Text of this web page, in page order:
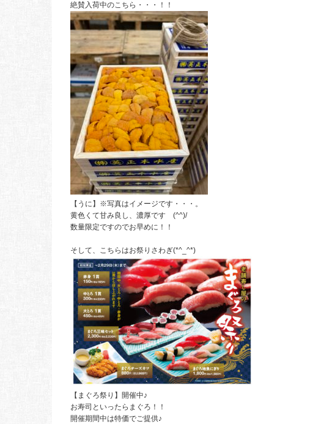
絶賛入荷中のこちら・・・！！
【うに】※写真はイメージです・・・。
黄色くて甘み良し、濃厚です (^^)/
数量限定ですのでお早めに！！
そして、こちらはお祭りさわぎ(*^_^*)
【まぐろ祭り】開催中♪
お寿司といったらまぐろ！！
開催期間中は特価でご提供♪